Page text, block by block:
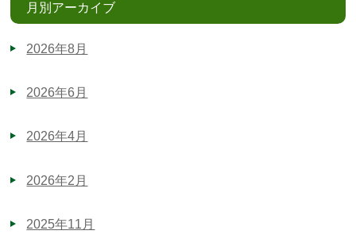
月別アーカイブ
2026年8月
2026年6月
2026年4月
2026年2月
2025年11月